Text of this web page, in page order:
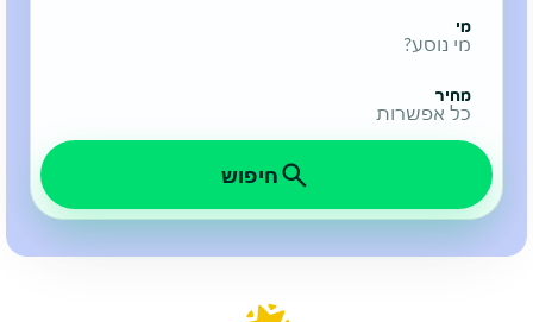
מי
מי נוסע?
מחיר
כל אפשרות
חיפוש